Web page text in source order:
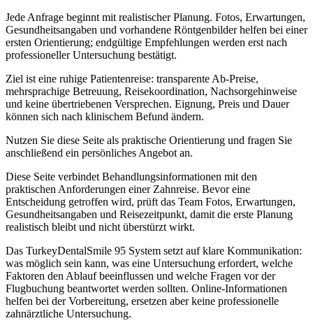
Jede Anfrage beginnt mit realistischer Planung. Fotos, Erwartungen,
Gesundheitsangaben und vorhandene Röntgenbilder helfen bei einer
ersten Orientierung; endgültige Empfehlungen werden erst nach
professioneller Untersuchung bestätigt.
Ziel ist eine ruhige Patientenreise: transparente Ab-Preise,
mehrsprachige Betreuung, Reisekoordination, Nachsorgehinweise
und keine übertriebenen Versprechen. Eignung, Preis und Dauer
können sich nach klinischem Befund ändern.
Nutzen Sie diese Seite als praktische Orientierung und fragen Sie
anschließend ein persönliches Angebot an.
Diese Seite verbindet Behandlungsinformationen mit den
praktischen Anforderungen einer Zahnreise. Bevor eine
Entscheidung getroffen wird, prüft das Team Fotos, Erwartungen,
Gesundheitsangaben und Reisezeitpunkt, damit die erste Planung
realistisch bleibt und nicht überstürzt wirkt.
Das TurkeyDentalSmile 95 System setzt auf klare Kommunikation:
was möglich sein kann, was eine Untersuchung erfordert, welche
Faktoren den Ablauf beeinflussen und welche Fragen vor der
Flugbuchung beantwortet werden sollten. Online-Informationen
helfen bei der Vorbereitung, ersetzen aber keine professionelle
zahnärztliche Untersuchung.